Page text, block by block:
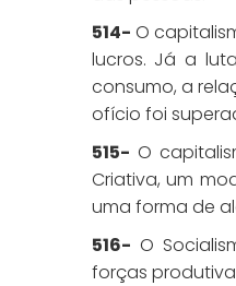
514- O
lucros. Já a
consumo, a
ofício foi
515- O
Criativa, um
uma forma de
516- O
forças